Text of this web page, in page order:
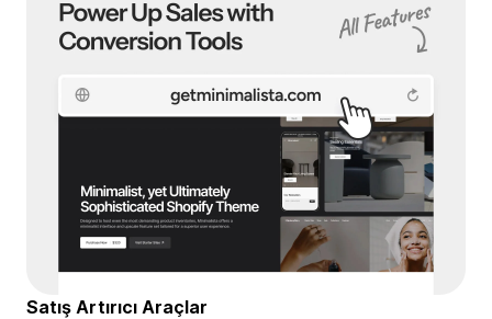
Satış Artırıcı Araçlar